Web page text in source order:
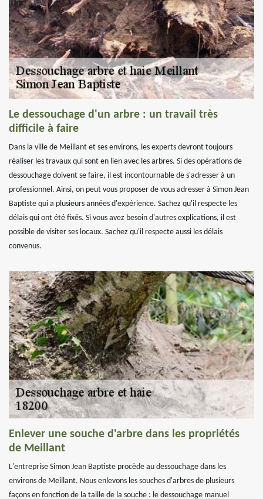
Le dessouchage d'un arbre : un travail très
difficile à faire
Dans la ville de Meillant et ses environs, les experts devront toujours
réaliser les travaux qui sont en lien avec les arbres. Si des opérations de
dessouchage doivent se faire, il est incontournable de s'adresser à un
professionnel. Ainsi, on peut vous proposer de vous adresser à Simon Jean
Baptiste qui a plusieurs années d'expérience. Sachez qu'il respecte les
délais qui ont été fixés. Si vous avez besoin d'autres explications, il est
possible de visiter ses locaux. Sachez qu'il respecte aussi les délais
convenus.
Enlever une souche d'arbre dans les propriétés
de Meillant
L'entreprise Simon Jean Baptiste procède au dessouchage dans les
environs de Meillant. Nous enlevons les souches d'arbres de plusieurs
façons en fonction de la taille de la souche : le dessouchage manuel